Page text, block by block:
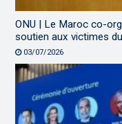
ONU | Le Maroc co-
soutien aux victimes
03/07/2026